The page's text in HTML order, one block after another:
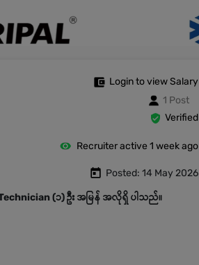
Login to view Salary
1 Post
Verified
Recruiter active 1 week ago
Posted: 14 May 2026
(၁) ဦး အမြန် အလိုရှိ ပါသည်။